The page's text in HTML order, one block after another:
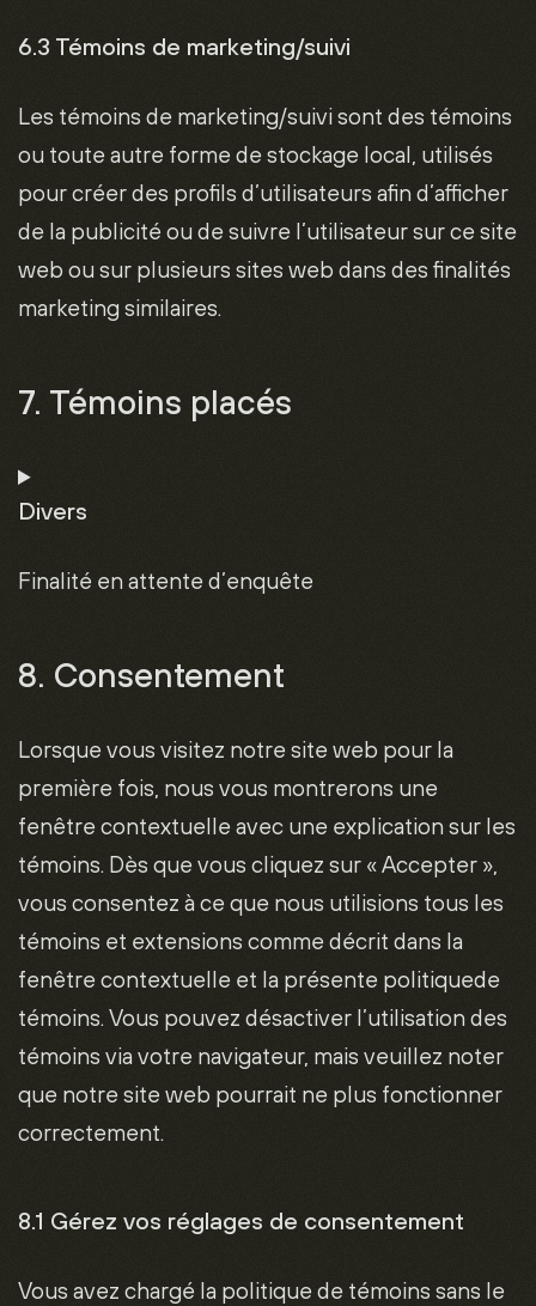
6.3 Témoins de marketing/suivi
Les témoins de marketing/suivi sont des témoins
ou toute autre forme de stockage local, utilisés
pour créer des profils d’utilisateurs afin d’afficher
de la publicité ou de suivre l’utilisateur sur ce site
web ou sur plusieurs sites web dans des finalités
marketing similaires.
7. Témoins placés
Divers
Finalité en attente d’enquête
to
divers
8. Consentement
Lorsque vous visitez notre site web pour la
première fois, nous vous montrerons une
fenêtre contextuelle avec une explication sur les
témoins. Dès que vous cliquez sur « Accepter »,
vous consentez à ce que nous utilisions tous les
témoins et extensions comme décrit dans la
fenêtre contextuelle et la présente politiquede
témoins. Vous pouvez désactiver l’utilisation des
témoins via votre navigateur, mais veuillez noter
que notre site web pourrait ne plus fonctionner
correctement.
8.1 Gérez vos réglages de consentement
Vous avez chargé la politique de témoins sans le